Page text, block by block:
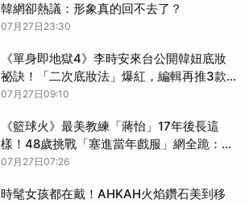
韓網卻熱議：形象真的回不去了？
07月27日23:30
《單身即地獄4》李時安來台公開韓妞底妝
祕訣！「二次底妝法」爆紅，編輯再推3款
神級底妝神器
07月27日09:10
《籃球火》最美教練「蔣怡」17年後長這
樣！48歲挑戰「塞進當年戲服」網全跪：這
姐根本逆生長！
07月27日07:26
時髦女孩都在戴！AHKAH火焰鑽石美到移